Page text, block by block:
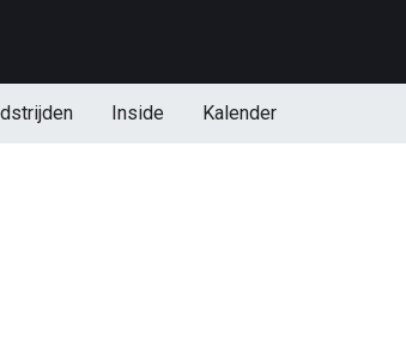
Inside Kalender